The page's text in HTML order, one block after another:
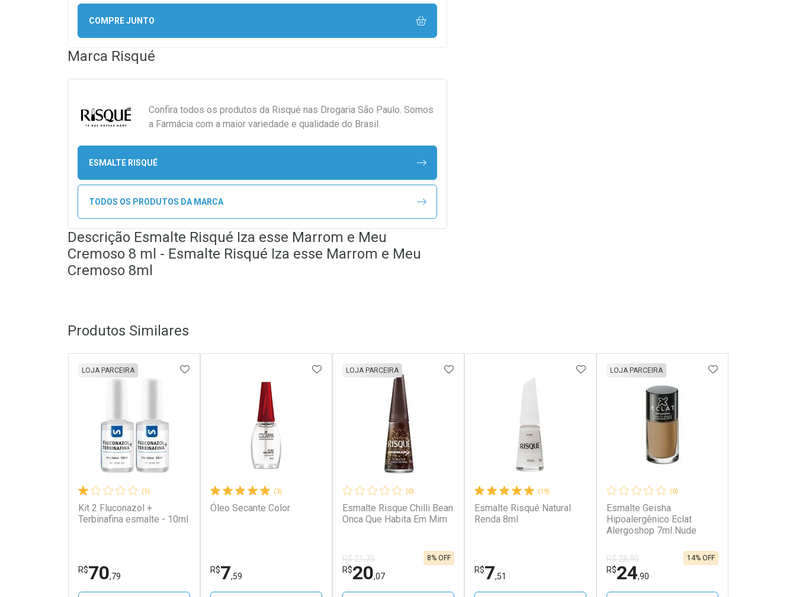
COMPRE JUNTO
Marca Risqué
Confira todos os produtos da Risqué nas Drogaria São Paulo. Somos
a Farmácia com a maior variedade e qualidade do Brasil.
ESMALTE RISQUÉ
TODOS OS PRODUTOS DA MARCA
Descrição Esmalte Risqué Iza esse Marrom e Meu
Cremoso 8 ml - Esmalte Risqué Iza esse Marrom e Meu
Cremoso 8ml
Produtos Similares
(1)
Kit 2 Fluconazol +
Terbinafina esmalte - 10ml
LOJA PARCEIRA
R$70,79
ADICIONAR AOS FAVORITOS
(3)
Óleo Secante Color
R$7,59
ADICIONAR AOS FAVORITOS
(0)
Esmalte Risque Chilli Bean
Onca Que Habita Em Mim
LOJA PARCEIRA
R$ 21,75
R$20,07
8% OFF
ADICIONAR AOS FAVORITOS
(19)
Esmalte Risqué Natural
Renda 8ml
R$7,51
ADICIONAR AOS FAVORITOS
(0)
Esmalte Geisha
Hipoalergênico Eclat
Alergoshop 7ml Nude
LOJA PARCEIRA
R$ 28,90
R$24,90
14% OFF
ADICIONAR AOS